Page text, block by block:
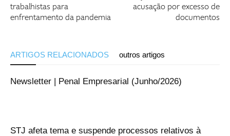
trabalhistas para
enfrentamento da pandemia
acusação por excesso de
documentos
ARTIGOS RELACIONADOS outros artigos
Newsletter | Penal Empresarial (Junho/2026)
STJ afeta tema e suspende processos relativos à